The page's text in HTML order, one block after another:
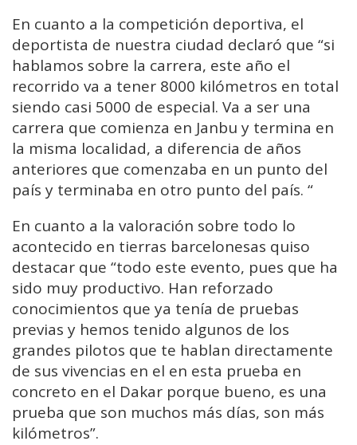
En cuanto a la competición deportiva, el
deportista de nuestra ciudad declaró que “si
hablamos sobre la carrera, este año el
recorrido va a tener 8000 kilómetros en total
siendo casi 5000 de especial. Va a ser una
carrera que comienza en Janbu y termina en
la misma localidad, a diferencia de años
anteriores que comenzaba en un punto del
país y terminaba en otro punto del país. “
En cuanto a la valoración sobre todo lo
acontecido en tierras barcelonesas quiso
destacar que “todo este evento, pues que ha
sido muy productivo. Han reforzado
conocimientos que ya tenía de pruebas
previas y hemos tenido algunos de los
grandes pilotos que te hablan directamente
de sus vivencias en el en esta prueba en
concreto en el Dakar porque bueno, es una
prueba que son muchos más días, son más
kilómetros”.